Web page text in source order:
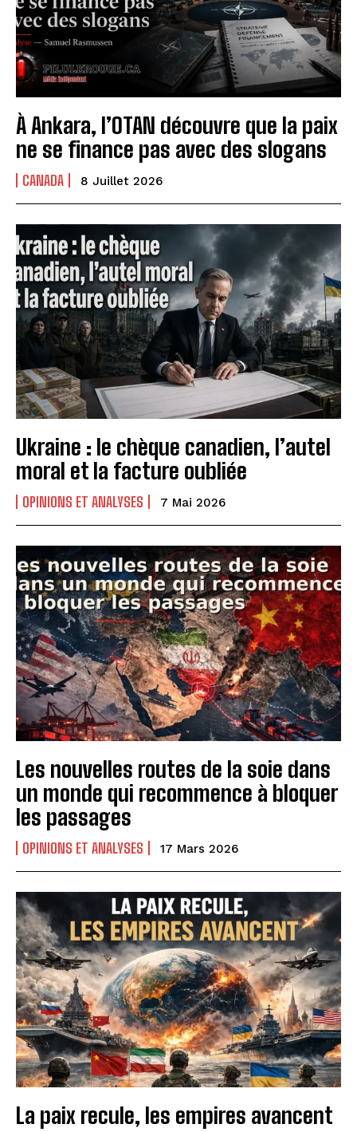
À Ankara, l’OTAN découvre que la paix
ne se finance pas avec des slogans
CANADA 8 Juillet 2026
Ukraine : le chèque canadien, l’autel
moral et la facture oubliée
OPINIONS ET ANALYSES 7 Mai 2026
Les nouvelles routes de la soie dans
un monde qui recommence à bloquer
les passages
OPINIONS ET ANALYSES 17 Mars 2026
La paix recule, les empires avancent